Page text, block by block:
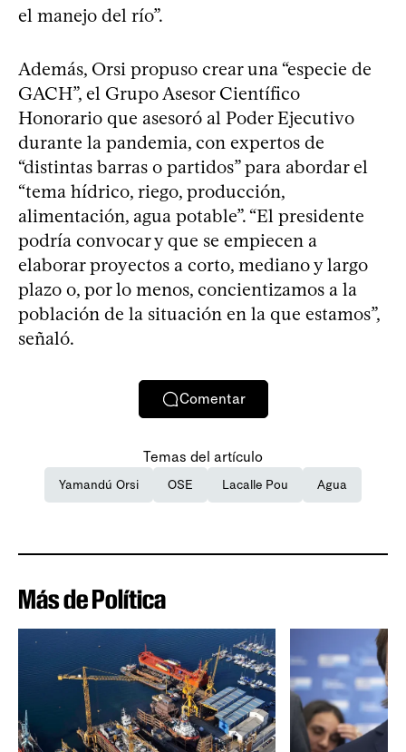
el manejo del río”.
Además, Orsi propuso crear una “especie de
GACH”, el Grupo Asesor Científico
Honorario que asesoró al Poder Ejecutivo
durante la pandemia, con expertos de
“distintas barras o partidos” para abordar el
“tema hídrico, riego, producción,
alimentación, agua potable”. “El presidente
podría convocar y que se empiecen a
elaborar proyectos a corto, mediano y largo
plazo o, por lo menos, concientizamos a la
población de la situación en la que estamos”,
señaló.
Comentar
Temas del artículo
Yamandú Orsi OSE Lacalle Pou Agua
Más de Política